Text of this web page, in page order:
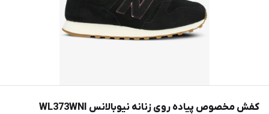
کفش مخصوص پیاده روی زنانه نیوبالانس WL373WNI